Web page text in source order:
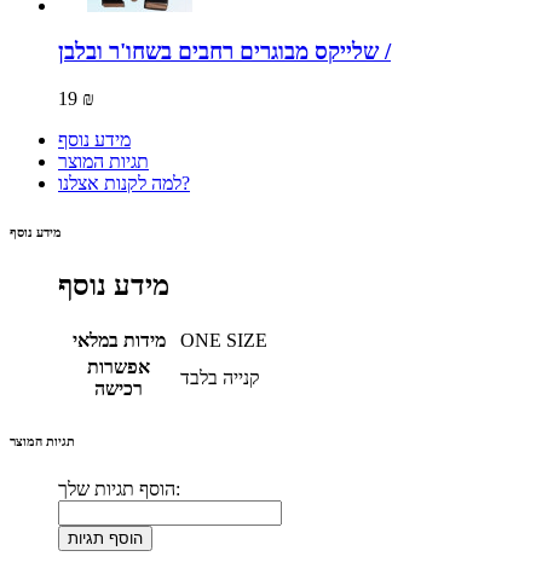
שלייקס מבוגרים רחבים בשחו'ר ובלבן /
19 ₪
מידע נוסף
תגיות המוצר
למה לקנות אצלנו?
מידע נוסף
מידע נוסף
מידות במלאי
ONE SIZE
אפשרות
רכישה
קנייה בלבד
תגיות המוצר
הוסף תגיות שלך:
הוסף תגיות